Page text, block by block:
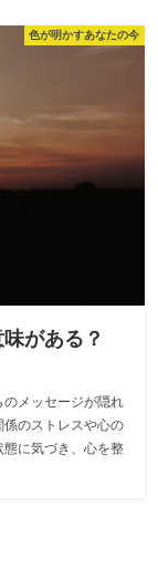
色が明かすあなたの今
がある？
のメッセージが隠れ
のストレスや心の
に気づき、心を整